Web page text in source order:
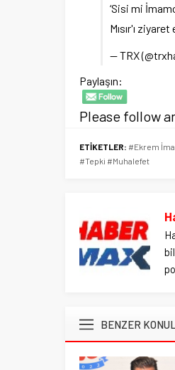
‘Sisi mi
Mısır'ı ziyaret
— TRX
Paylaşın:
Please follow
ETİKETLER: #Ekrem
#Tepki #Muhalefet
BENZER